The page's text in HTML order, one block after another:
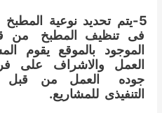
5-يتم تحديد نوعية المطبخ
فى تنظيف المطبخ من
الموجود بالموقع يقوم
العمل والاشراف على
جوده العمل من قبل
التنفيذى للمشاريع.